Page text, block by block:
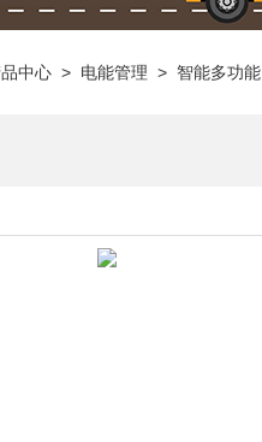
中心 > 电能管理 > 智能多功